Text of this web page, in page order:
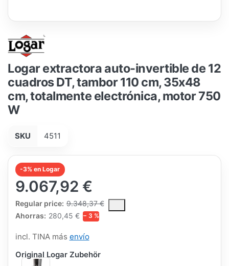
Logar extractora auto-invertible de 12
cuadros DT, tambor 110 cm, 35x48
cm, totalmente electrónica, motor 750
W
SKU 4511
-3% en Logar
9.067,92 €
Regular price: 9.348,37 €
The Regular Price is the median selling price paid by
Ahorras: 280,45 € − 3 %
incl. TINA más envío
Original Logar Zubehör